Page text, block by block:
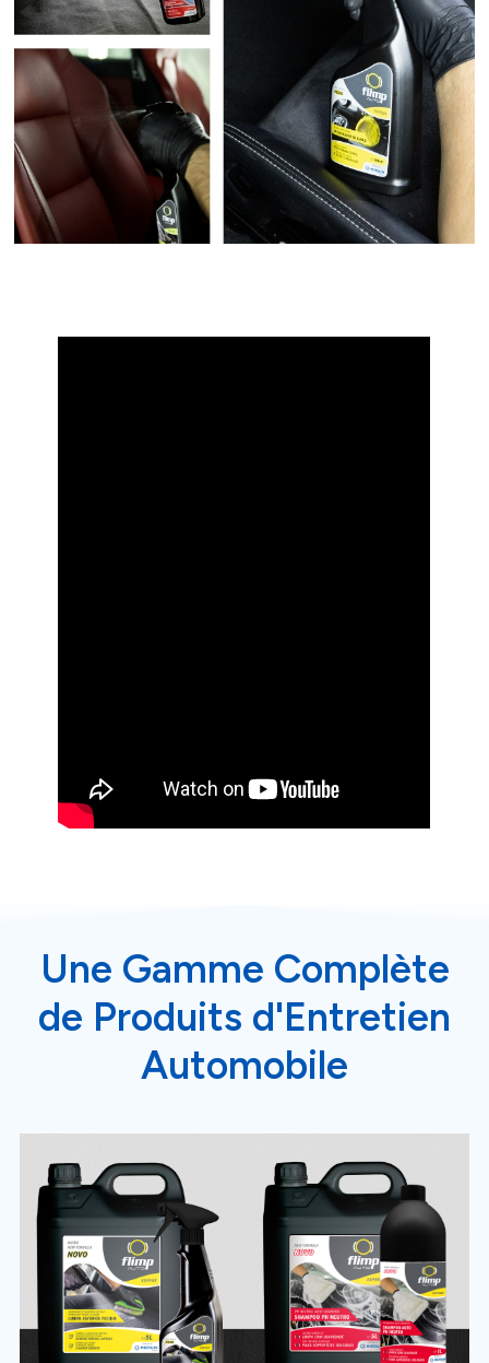
Une Gamme Complète
de Produits d'Entretien
Automobile